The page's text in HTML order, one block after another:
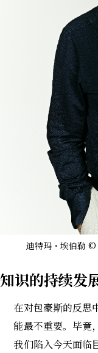
迪特玛・埃伯勒
知识的持续发
在对包豪斯的反思
能最不重要。毕竟
我们陷入今天面临